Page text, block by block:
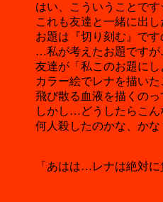
はい、こういうことです
これも友達と一緒に出
お題は『切り刻む』です
…私が考えたお題です
友達が「私このお題に
カラー絵でレナを描い
飛び散る血液を描くのっ
しかし…どうしたらこ
何人殺したのかな、かな
「あはは…レナは絶対